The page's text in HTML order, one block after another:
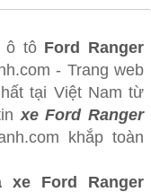
ô tô Ford Ranger
- Trang web
tại Việt Nam từ
xe Ford Ranger
khắp toàn
xe Ford Ranger